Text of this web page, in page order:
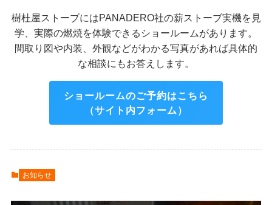
樹杜屋ストーブにはPANADERO社の薪ストーブ実機を見
学、実際の燃焼を体験できるショールームがあります。
間取り図や内装、外観などがわかる写真があれば具体的
な相談にもお答えします。
ショールームのご予約はこちら
（サイト内フォーム）
お知らせ